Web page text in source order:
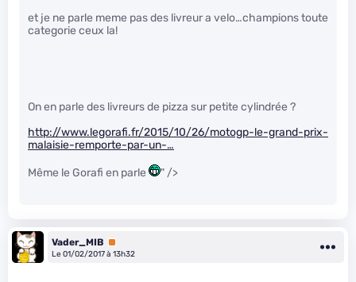
et je ne parle meme pas des livreur a velo…champions toute
categorie ceux la!
On en parle des livreurs de pizza sur petite cylindrée ?
http://www.legorafi.fr/2015/10/26/motogp-le-grand-prix-
malaisie-remporte-par-un-…
Même le Gorafi en parle " />
Vader_MIB Premium
Le 01/02/2017 à 13h32